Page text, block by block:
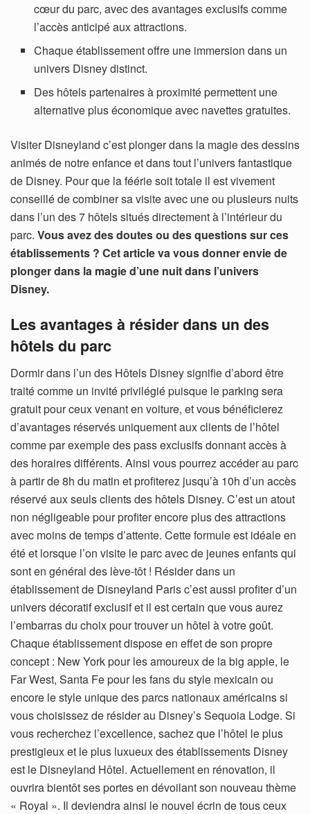
cœur du parc, avec des avantages exclusifs comme
l’accès anticipé aux attractions.
Chaque établissement offre une immersion dans un
univers Disney distinct.
Des hôtels partenaires à proximité permettent une
alternative plus économique avec navettes gratuites.
Visiter Disneyland c’est plonger dans la magie des dessins
animés de notre enfance et dans tout l’univers fantastique
de Disney. Pour que la féérie soit totale il est vivement
conseillé de combiner sa visite avec une ou plusieurs nuits
dans l’un des 7 hôtels situés directement à l’intérieur du
parc. Vous avez des doutes ou des questions sur ces
établissements ? Cet article va vous donner envie de
plonger dans la magie d’une nuit dans l’univers
Disney.
Les avantages à résider dans un des
hôtels du parc
Dormir dans l’un des Hôtels Disney signifie d’abord être
traité comme un invité privilégié puisque le parking sera
gratuit pour ceux venant en voiture, et vous bénéficierez
d’avantages réservés uniquement aux clients de l’hôtel
comme par exemple des pass exclusifs donnant accès à
des horaires différents. Ainsi vous pourrez accéder au parc
à partir de 8h du matin et profiterez jusqu’à 10h d’un accès
réservé aux seuls clients des hôtels Disney. C’est un atout
non négligeable pour profiter encore plus des attractions
avec moins de temps d’attente. Cette formule est idéale en
été et lorsque l’on visite le parc avec de jeunes enfants qui
sont en général des lève-tôt ! Résider dans un
établissement de Disneyland Paris c’est aussi profiter d’un
univers décoratif exclusif et il est certain que vous aurez
l’embarras du choix pour trouver un hôtel à votre goût.
Chaque établissement dispose en effet de son propre
concept : New York pour les amoureux de la big apple, le
Far West, Santa Fe pour les fans du style mexicain ou
encore le style unique des parcs nationaux américains si
vous choisissez de résider au Disney’s Sequoia Lodge. Si
vous recherchez l’excellence, sachez que l’hôtel le plus
prestigieux et le plus luxueux des établissements Disney
est le Disneyland Hôtel. Actuellement en rénovation, il
ouvrira bientôt ses portes en dévoilant son nouveau thème
« Royal ». Il deviendra ainsi le nouvel écrin de tous ceux